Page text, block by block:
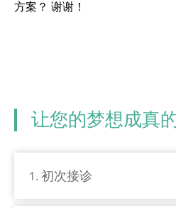
方案？ 谢谢！
让您的梦想成真
1. 初次接诊